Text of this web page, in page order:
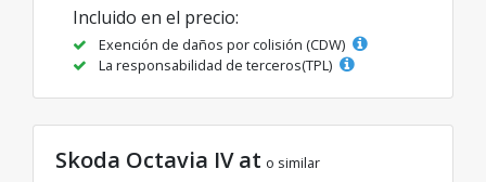
Incluido en el precio:
Exención de daños por colisión (CDW)
La responsabilidad de terceros(TPL)
Skoda Octavia IV at o similar